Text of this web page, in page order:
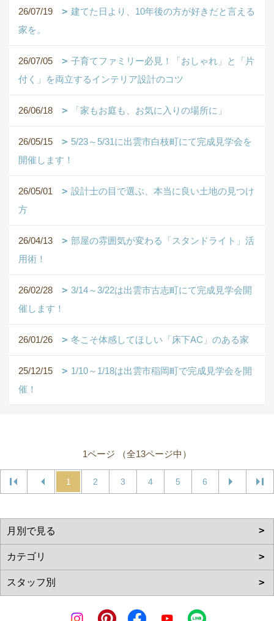
26/07/19
建てた日より、10年後の方が好きだと言える
家を。
26/07/05
子育てファミリー必見！「おしゃれ」と「片
付く」を両立するインテリア設計のコツ
26/06/18 「家もお庭も、お気に入りの場所に」
26/05/15
5/23～5/31に出雲市白枝町にて完成見学会を
開催します！
26/05/01
設計士の目で選ぶ、本当に良い土地の見つけ
方
26/04/13
部屋の雰囲気が変わる「スタンドライト」活
用術！
26/02/28
3/14～3/22は出雲市古志町にて完成見学会開
催します！
26/01/26 冬こそ体感してほしい「床下AC」のある家
25/12/15
1/10～1/18は出雲市稲岡町で完成見学会を開
催！
1ページ （全13ページ中）
1 2 3 4 5 6